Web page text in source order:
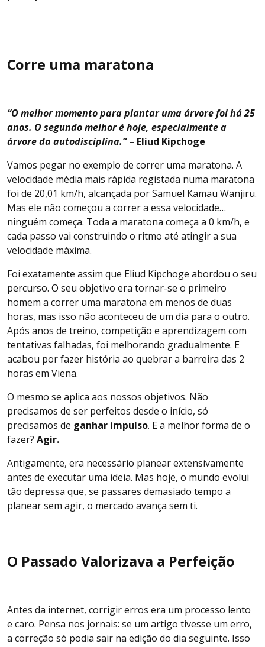
Corre uma maratona
“O melhor momento para plantar uma árvore foi há 25
anos. O segundo melhor é hoje, especialmente a
árvore da autodisciplina.” – Eliud Kipchoge
Vamos pegar no exemplo de correr uma maratona. A
velocidade média mais rápida registada numa maratona
foi de 20,01 km/h, alcançada por Samuel Kamau Wanjiru.
Mas ele não começou a correr a essa velocidade…
ninguém começa. Toda a maratona começa a 0 km/h, e
cada passo vai construindo o ritmo até atingir a sua
velocidade máxima.
Foi exatamente assim que Eliud Kipchoge abordou o seu
percurso. O seu objetivo era tornar-se o primeiro
homem a correr uma maratona em menos de duas
horas, mas isso não aconteceu de um dia para o outro.
Após anos de treino, competição e aprendizagem com
tentativas falhadas, foi melhorando gradualmente. E
acabou por fazer história ao quebrar a barreira das 2
horas em Viena.
O mesmo se aplica aos nossos objetivos. Não
precisamos de ser perfeitos desde o início, só
precisamos de ganhar impulso. E a melhor forma de o
fazer? Agir.
Antigamente, era necessário planear extensivamente
antes de executar uma ideia. Mas hoje, o mundo evolui
tão depressa que, se passares demasiado tempo a
planear sem agir, o mercado avança sem ti.
O Passado Valorizava a Perfeição
Antes da internet, corrigir erros era um processo lento
e caro. Pensa nos jornais: se um artigo tivesse um erro,
a correção só podia sair na edição do dia seguinte. Isso